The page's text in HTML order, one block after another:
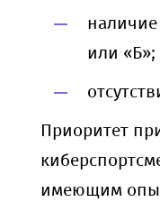
наличие
или «Б»;
Приоритет
имеющим